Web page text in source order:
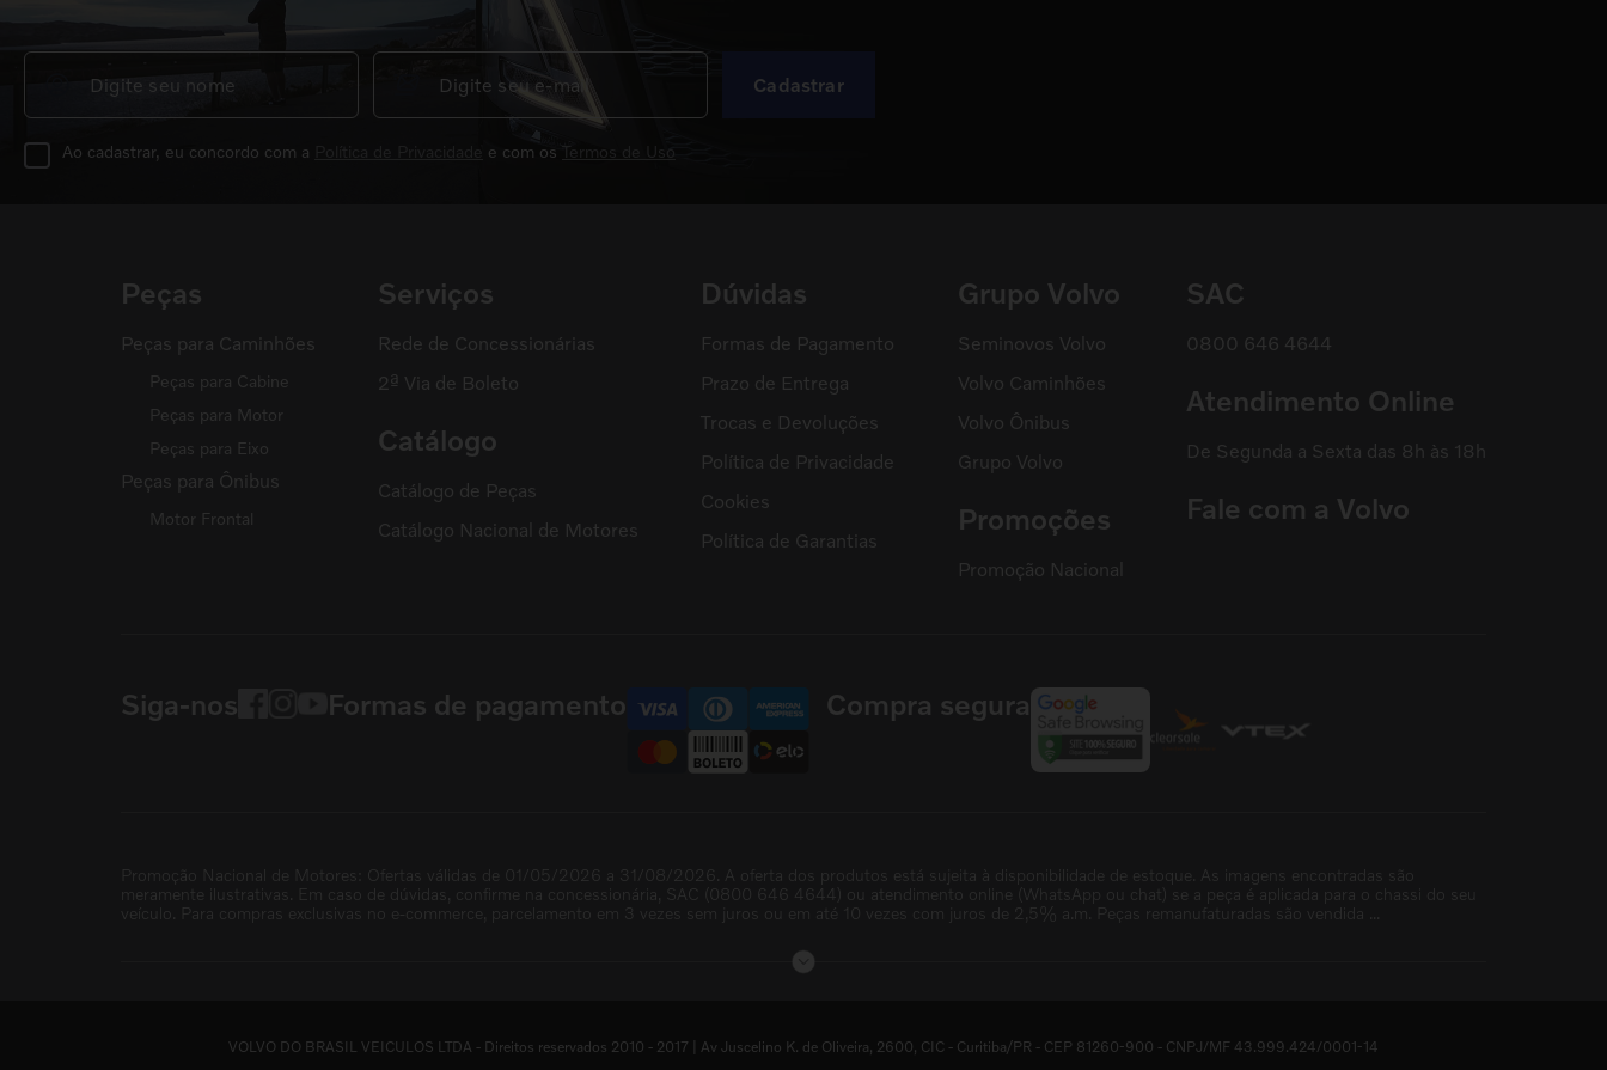
Cadastrar
Ao cadastrar, eu concordo com a e com os Termos de Uso
Peças
Peças para Caminhões
Peças para Cabine
Peças para Motor
Peças para Eixo
Peças para Ônibus
Motor Frontal
Serviços
Rede de Concessionárias
2ª Via de Boleto
Catálogo
Catálogo de Peças
Catálogo Nacional de Motores
Dúvidas
Formas de Pagamento
Prazo de Entrega
Trocas e Devoluções
Política de Privacidade
Cookies
Política de Garantias
Grupo Volvo
Seminovos Volvo
Volvo Caminhões
Volvo Ônibus
Grupo Volvo
Promoções
Promoção Nacional
SAC
0800 646 4644
Atendimento Online
De Segunda a Sexta das 8h às 18h
Fale com a Volvo
Siga-nos Formas de pagamento Compra segura
Promoção Nacional de Motores: Ofertas válidas de 01/05/2026 a 31/08/2026. A oferta dos produtos está sujeita à disponibilidade de estoque. As imagens encontradas são
meramente ilustrativas. Em caso de dúvidas, confirme na concessionária, SAC (0800 646 4644) ou atendimento online (WhatsApp ou chat) se a peça é aplicada para o chassi do seu
veículo. Para compras exclusivas no e-commerce, parcelamento em 3 vezes sem juros ou em até 10 vezes com juros de 2,5% a.m. Peças remanufaturadas são vendida ...
VOLVO DO BRASIL VEICULOS LTDA - Direitos reservados 2010 - 2017 | Av Juscelino K. de Oliveira, 2600, CIC - Curitiba/PR - CEP 81260-900 - CNPJ/MF 43.999.424/0001-14